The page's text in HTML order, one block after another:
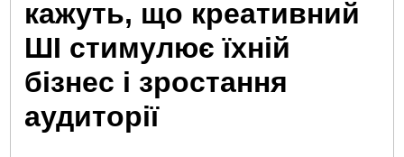
кажуть, що креативний
ШІ стимулює їхній
бізнес і зростання
аудиторії